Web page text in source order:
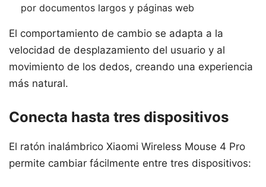
por documentos largos y páginas web
El comportamiento de cambio se adapta a la
velocidad de desplazamiento del usuario y al
movimiento de los dedos, creando una experiencia
más natural.
Conecta hasta tres dispositivos
El ratón inalámbrico Xiaomi Wireless Mouse 4 Pro
permite cambiar fácilmente entre tres dispositivos: